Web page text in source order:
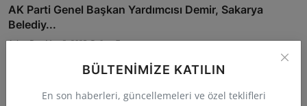
BÜLTENIMIZE KATILIN
En son haberleri, güncellemeleri ve özel teklifleri
AK Parti Genel Başkan Yardımcısı Demir, Sakarya
Belediy...
Aslan Bey May 3, 2025 0 7